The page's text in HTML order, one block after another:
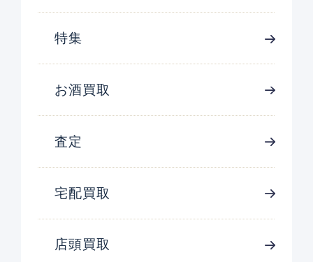
特集
お酒買取
査定
宅配買取
店頭買取